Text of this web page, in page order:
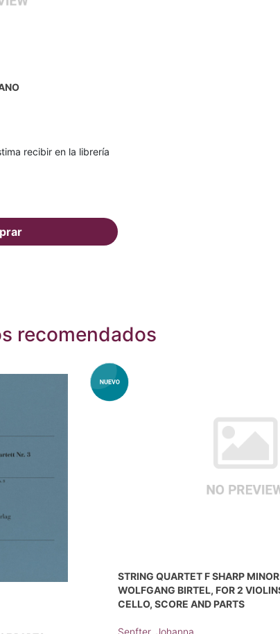
recibir en la librería
recomendados
STRING QUARTET F SHARP
WOLFGANG BIRTEL, FOR 2
CELLO, SCORE AND PARTS
Senfter, Johanna